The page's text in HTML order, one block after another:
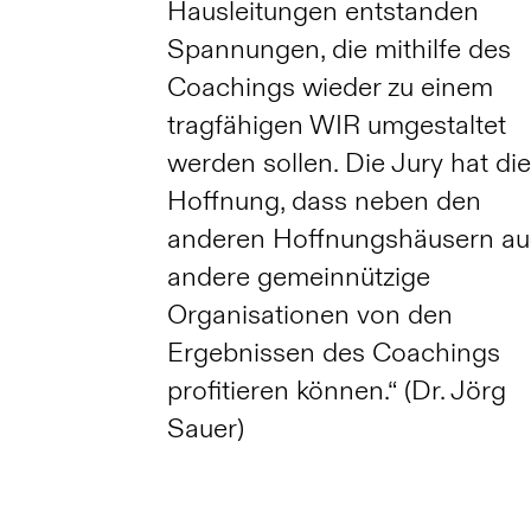
Hausleitungen entstanden
Spannungen, die mithilfe des
Coachings wieder zu einem
tragfähigen WIR umgestaltet
werden sollen. Die Jury hat die
Hoffnung, dass neben den
anderen Hoffnungshäusern
andere gemeinnützige
Organisationen von den
Ergebnissen des Coachings
profitieren können.“ (Dr. Jörg
Sauer)